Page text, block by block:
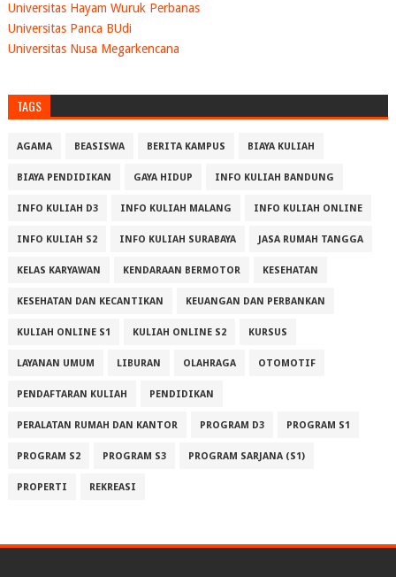
Universitas Hayam Wuruk Perbanas
Universitas Panca BUdi
Universitas Nusa Megarkencana
TAGS
AGAMA BEASISWA BERITA KAMPUS BIAYA KULIAH
BIAYA PENDIDIKAN GAYA HIDUP INFO KULIAH BANDUNG
INFO KULIAH D3 INFO KULIAH MALANG INFO KULIAH ONLINE
INFO KULIAH S2 INFO KULIAH SURABAYA JASA RUMAH TANGGA
KELAS KARYAWAN KENDARAAN BERMOTOR KESEHATAN
KESEHATAN DAN KECANTIKAN KEUANGAN DAN PERBANKAN
KULIAH ONLINE S1 KULIAH ONLINE S2 KURSUS
LAYANAN UMUM LIBURAN OLAHRAGA OTOMOTIF
PENDAFTARAN KULIAH PENDIDIKAN
PERALATAN RUMAH DAN KANTOR PROGRAM D3 PROGRAM S1
PROGRAM S2 PROGRAM S3 PROGRAM SARJANA (S1)
PROPERTI REKREASI